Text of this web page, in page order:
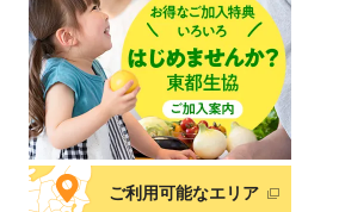
ご利用可能なエリア